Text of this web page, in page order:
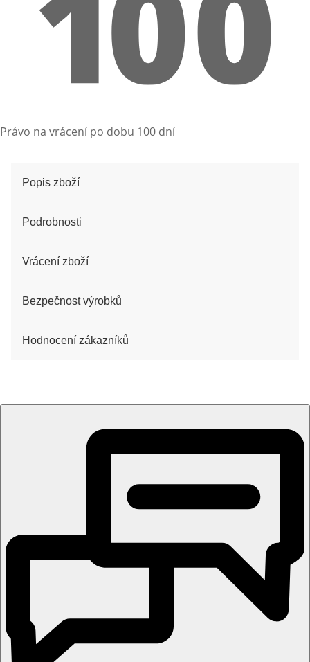
Právo na vrácení po dobu 100 dní
Popis zboží
Podrobnosti
Vrácení zboží
Bezpečnost výrobků
Hodnocení zákazníků